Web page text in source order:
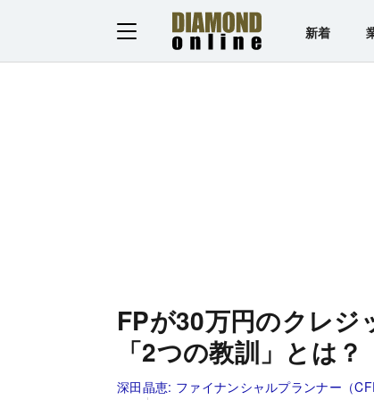
新着
FPが30万円のクレジ
「2つの教訓」とは？
深田晶恵: ファイナンシャルプランナー（